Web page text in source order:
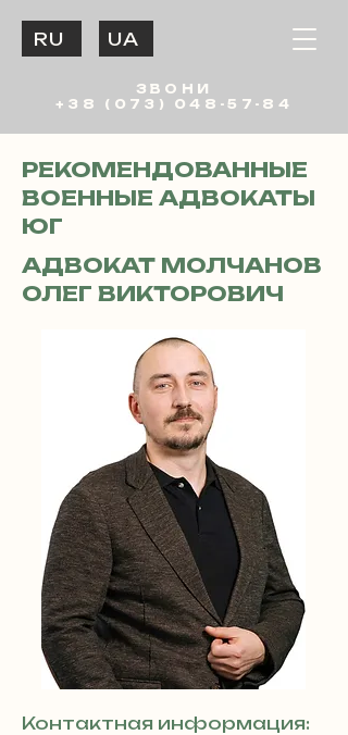
ЗВОНИ
+38 (073) 048-57-84
UA
RU
РЕКОМЕНДОВАННЫЕ
ВОЕННЫЕ АДВОКАТЫ
ЮГ
АДВОКАТ МОЛЧАНОВ
ОЛЕГ ВИКТОРОВИЧ
Контактная информация: